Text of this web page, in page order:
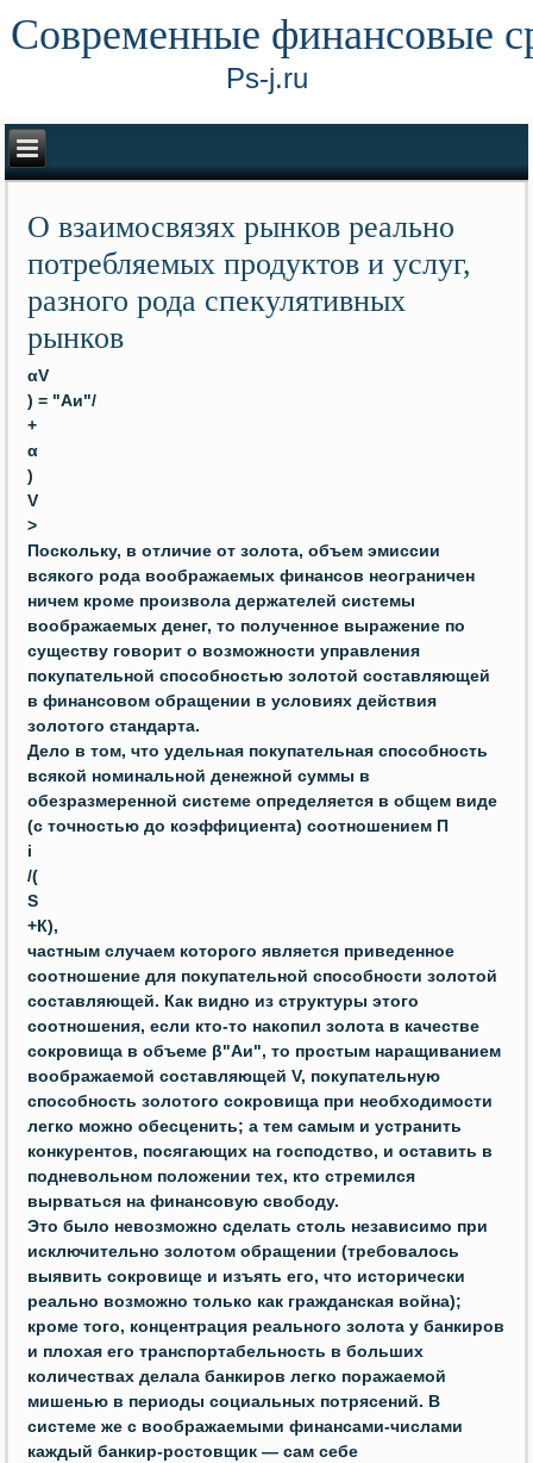
Современные финансовые
Ps-j.ru
О взаимосвязях рынков реально
потребляемых продуктов и услуг,
разного рода спекулятивных
рынков
αV
) = "Аи"/
+
α
)
V
>
Поскольку, в отличие от золота, объем эмиссии
всякого рода воображаемых финансов неограничен
ничем кроме произвола держателей системы
воображаемых денег, то полученное выражение по
существу говорит о возможности управления
покупательной способностью золотой составляющей
в финансовом обращении в условиях действия
золотого стандарта.
Дело в том, что удельная покупательная способность
всякой номинальной денежной суммы в
обезразмеренной системе определяется в общем виде
(с точностью до коэффициента) соотношением П
i
/(
S
+К),
частным случаем которого является приведенное
соотношение для покупательной способности золотой
составляющей. Как видно из структуры этого
соотношения, если кто-то накопил золота в качестве
сокровища в объеме β"Аи", то простым наращиванием
воображаемой составляющей V, покупательную
способность золотого сокровища при необходимости
легко можно обесценить; а тем самым и устранить
конкурентов, посягающих на господство, и оставить в
подневольном положении тех, кто стремился
вырваться на финансовую свободу.
Это было невозможно сделать столь независимо при
исключительно золотом обращении (требовалось
выявить сокровище и изъять его, что исторически
реально возможно только как гражданская война);
кроме того, концентрация реального золота у банкиров
и плохая его транспортабельность в больших
количествах делала банкиров легко поражаемой
мишенью в периоды социальных потрясений. В
системе же с воображаемыми финансами-числами
каждый банкир-ростовщик — сам себе